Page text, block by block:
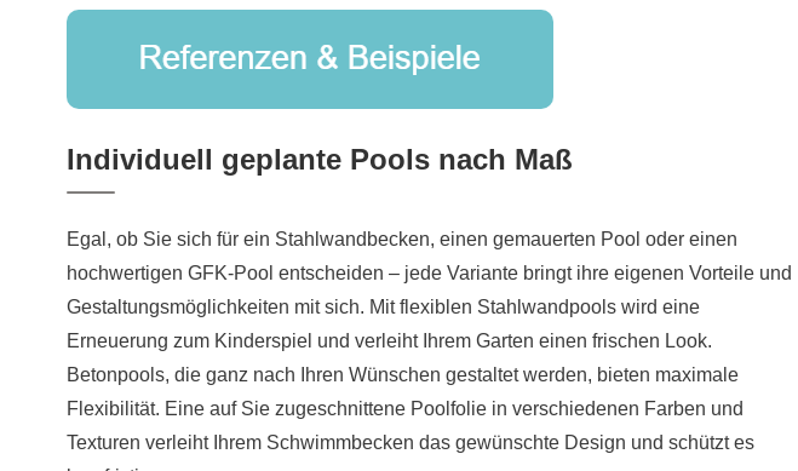
Individuell geplante Pools nach Maß
Egal, ob Sie sich für ein Stahlwandbecken, einen gemauerten Pool oder einen
hochwertigen GFK-Pool entscheiden – jede Variante bringt ihre eigenen Vorteile und
Gestaltungsmöglichkeiten mit sich. Mit flexiblen Stahlwandpools wird eine
Erneuerung zum Kinderspiel und verleiht Ihrem Garten einen frischen Look.
Betonpools, die ganz nach Ihren Wünschen gestaltet werden, bieten maximale
Flexibilität. Eine auf Sie zugeschnittene Poolfolie in verschiedenen Farben und
Texturen verleiht Ihrem Schwimmbecken das gewünschte Design und schützt es